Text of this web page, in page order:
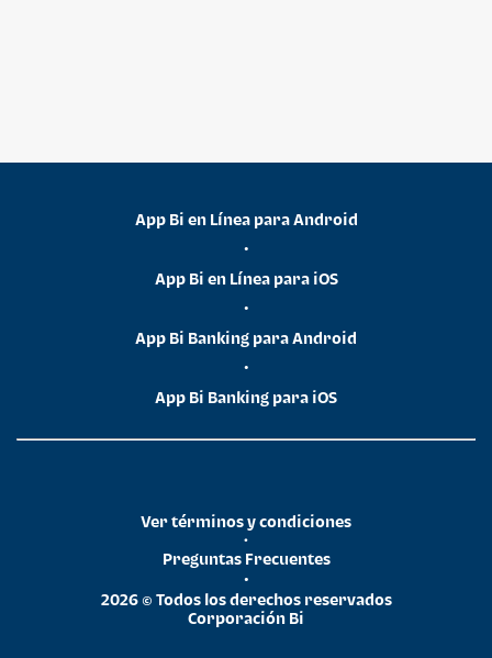
App Bi en Línea para Android
•
App Bi en Línea para iOS
•
App Bi Banking para Android
•
App Bi Banking para iOS
2026 © Todos los derechos reservados
Corporación Bi
•
Preguntas Frecuentes
•
Ver términos y condiciones